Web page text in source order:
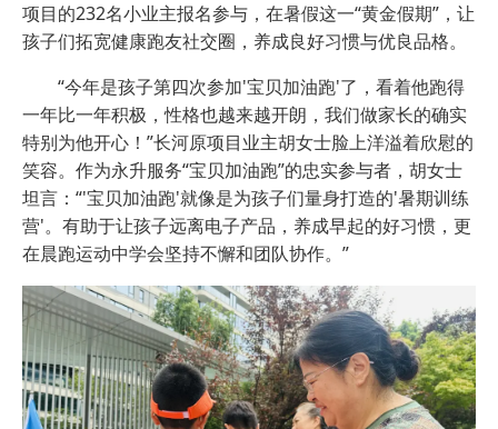
项目的232名小业主报名参与，在暑假这一“黄金假期”，让
孩子们拓宽健康跑友社交圈，养成良好习惯与优良品格。
“今年是孩子第四次参加'宝贝加油跑'了，看着他跑得
一年比一年积极，性格也越来越开朗，我们做家长的确实
特别为他开心！”长河原项目业主胡女士脸上洋溢着欣慰的
笑容。作为永升服务“宝贝加油跑”的忠实参与者，胡女士
坦言：“'宝贝加油跑'就像是为孩子们量身打造的'暑期训练
营'。有助于让孩子远离电子产品，养成早起的好习惯，更
在晨跑运动中学会坚持不懈和团队协作。”